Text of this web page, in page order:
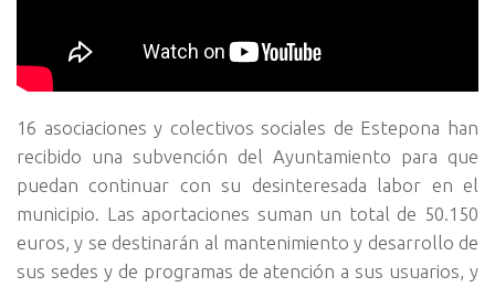
16 asociaciones y colectivos sociales de Estepona han
recibido una subvención del Ayuntamiento para que
puedan continuar con su desinteresada labor en el
municipio. Las aportaciones suman un total de 50.150
euros, y se destinarán al mantenimiento y desarrollo de
sus sedes y de programas de atención a sus usuarios, y